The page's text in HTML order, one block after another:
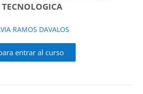
TECNOLOGICA
RAMOS DAVALOS
entrar al curso